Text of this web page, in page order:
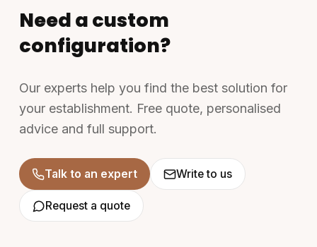
Need a custom
configuration?
Our experts help you find the best solution for
your establishment. Free quote, personalised
advice and full support.
Talk to an expert Write to us
Request a quote